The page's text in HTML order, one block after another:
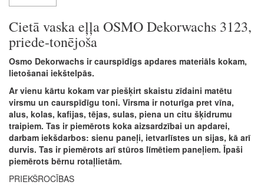
Cietā vaska eļļa OSMO Dekorwachs 3123,
priede-tonējoša
Osmo Dekorwachs ir caurspīdīgs apdares materiāls kokam,
lietošanai iekštelpās.
Ar vienu kārtu kokam var piešķirt skaistu zīdaini matētu
virsmu un caurspīdīgu toni. Virsma ir noturīga pret vīna,
alus, kolas, kafijas, tējas, sulas, piena un citu šķidrumu
traipiem. Tas ir piemērots koka aizsardzībai un apdarei,
darbam iekšdarbos: sienu paneļi, ietvarlīstes un sijas, kā arī
durvis. Tas ir piemērots arī stūros līmētiem paneļiem. Īpaši
piemērots bērnu rotaļlietām.
PRIEKŠROCĪBAS